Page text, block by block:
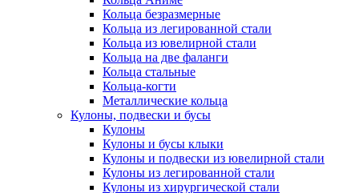
Кольца безразмерные
Кольца из легированной стали
Кольца из ювелирной стали
Кольца на две фаланги
Кольца стальные
Кольца-когти
Металлические кольца
Кулоны, подвески и бусы
Кулоны
Кулоны и бусы клыки
Кулоны и подвески из ювелирной стали
Кулоны из легированной стали
Кулоны из хирургической стали